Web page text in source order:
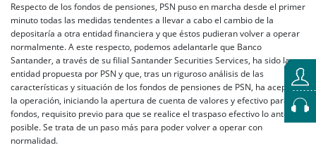
Respecto de los fondos de pensiones, PSN puso en marcha desde el primer
minuto todas las medidas tendentes a llevar a cabo el cambio de la
depositaría a otra entidad financiera y que éstos pudieran volver a operar
normalmente. A este respecto, podemos adelantarle que Banco
Santander, a través de su filial Santander Securities Services, ha sido la
entidad propuesta por PSN y que, tras un riguroso análisis de las
características y situación de los fondos de pensiones de PSN, ha aceptado
la operación, iniciando la apertura de cuenta de valores y efectivo para los
fondos, requisito previo para que se realice el traspaso efectivo lo antes
posible. Se trata de un paso más para poder volver a operar con
normalidad.